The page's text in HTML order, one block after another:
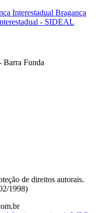
Barra Funda
de direitos autorais.
1998)